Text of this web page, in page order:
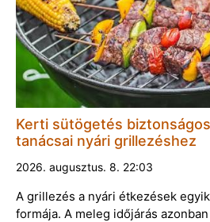
Kerti sütögetés
tanácsai nyári grillezéshez
2026. augusztus. 8. 22:03
A grillezés a nyári étkezések
formája. A meleg időjárás